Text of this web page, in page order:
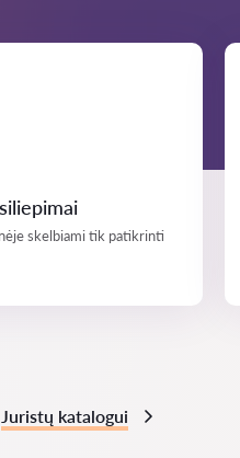
skelbiami tik patikrinti
Juristų katalogui